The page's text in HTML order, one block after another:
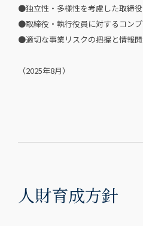
●独立性・多様性を考慮した取締
●取締役・執行役員に対するコン
●適切な事業リスクの把握と情報
（2025年8月）
人財育成方針